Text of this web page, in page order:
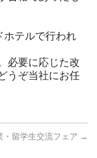
ホテルで行われ
必要に応じた改
うぞ当社にお任
・留学生交流フェア →